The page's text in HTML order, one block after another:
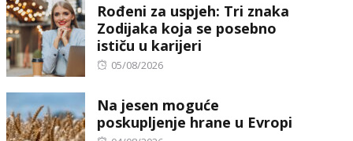
Rođeni za uspjeh: Tri znaka
Zodijaka koja se posebno
ističu u karijeri
Posted
05/08/2026
Na jesen moguće
poskupljenje hrane u Evropi